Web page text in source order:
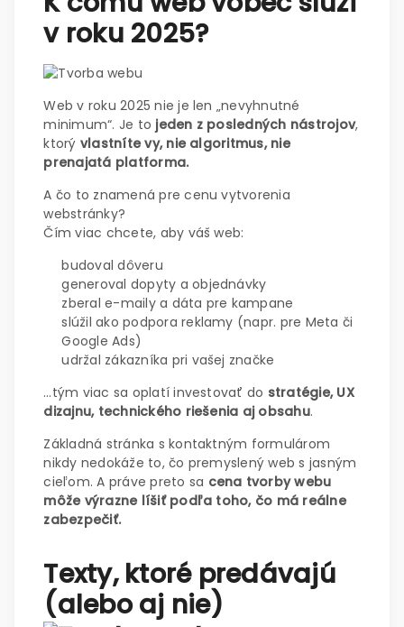
v roku 2025?
Web v roku 2025 nie je len „nevyhnutné
minimum“. Je to jeden z posledných nástrojov,
ktorý vlastníte vy, nie algoritmus, nie
prenajatá platforma.
A čo to znamená pre cenu vytvorenia
webstránky?
Čím viac chcete, aby váš web:
budoval dôveru
generoval dopyty a objednávky
zberal e-maily a dáta pre kampane
slúžil ako podpora reklamy (napr. pre Meta či
Google Ads)
udržal zákazníka pri vašej značke
…tým viac sa oplatí investovať do stratégie, UX
dizajnu, technického riešenia aj obsahu.
Základná stránka s kontaktným formulárom
nikdy nedokáže to, čo premyslený web s jasným
cieľom. A práve preto sa cena tvorby webu
môže výrazne líšiť podľa toho, čo má reálne
zabezpečiť.
Texty, ktoré predávajú
(alebo aj nie)